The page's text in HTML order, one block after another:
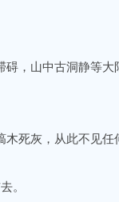
，山中古洞静等大
死灰，从此不见任
。